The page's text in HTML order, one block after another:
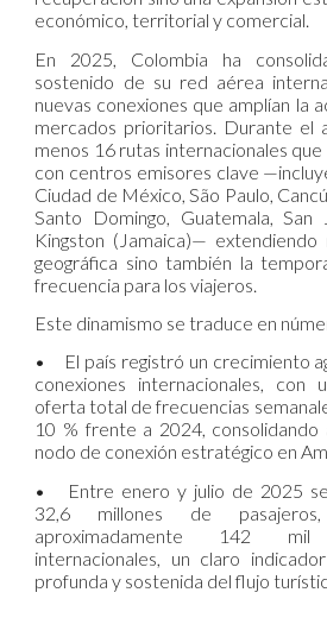
económico, territorial y comercial.
En 2025, Colombia ha
sostenido de su red aérea
nuevas conexiones que amplían la
mercados prioritarios. Durante el
menos 16 rutas internacionales
con centros emisores clave
Ciudad de México, São Paulo,
Santo Domingo, Guatemala,
Kingston (Jamaica)—
geográfica sino también la
frecuencia para los viajeros.
Este dinamismo se traduce en
•
El país registró un crecimiento
conexiones internacionales, con
oferta total de frecuencias
10 % frente a 2024, consolidando
nodo de conexión estratégico en
•
Entre enero y julio de 2025
32,6 millones de
aproximadamente 142
internacionales, un claro
profunda y sostenida del flujo